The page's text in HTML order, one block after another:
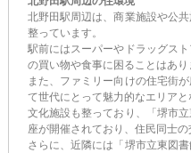
北野田駅周辺は、商業施設や公
整っています。
駅前にはスーパーやドラッグス
の買い物や食事に困ることはあり
また、ファミリー向けの住宅街
て世代にとって魅力的なエリアと
文化施設も整っており、「堺市
座が開催されており、住民同士
さらに、近隣には「堺市立東図